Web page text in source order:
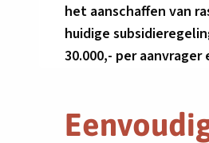
het aanschaffen van
huidige
30.000,- per